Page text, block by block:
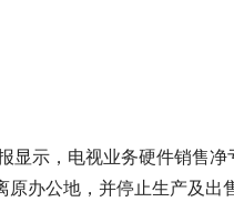
显示，电视业务硬件销售
原办公地，并停止生产及出